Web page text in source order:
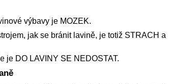
výbavy je MOZEK.
jak se bránit lavině, je totiž STRACH a
je DO LAVINY SE NEDOSTAT.